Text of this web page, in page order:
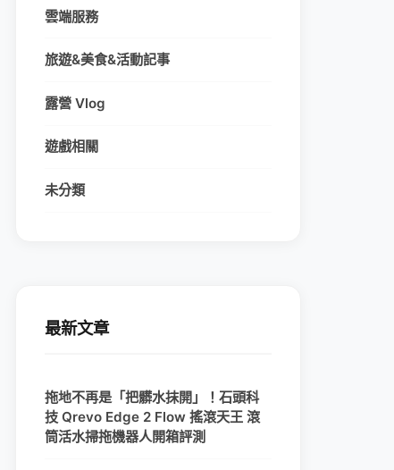
雲端服務
旅遊&美食&活動記事
露營 Vlog
遊戲相關
未分類
最新文章
拖地不再是「把髒水抹開」！石頭科
技 Qrevo Edge 2 Flow 搖滾天王 滾
筒活水掃拖機器人開箱評測